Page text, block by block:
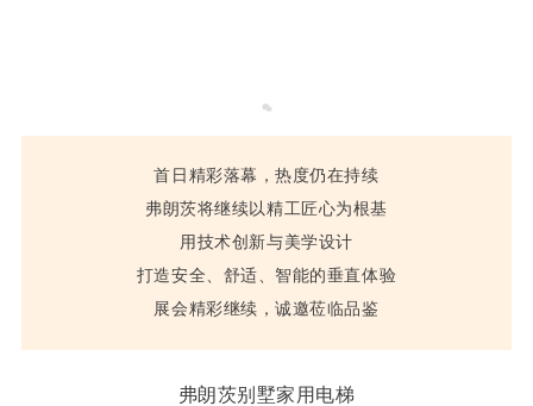
首日精彩落幕，热度仍在持续
弗朗茨将继续以精工匠心为根基
用技术创新与美学设计
打造安全、舒适、智能的垂直体验
展会精彩继续，诚邀莅临品鉴
弗朗茨别墅家用电梯